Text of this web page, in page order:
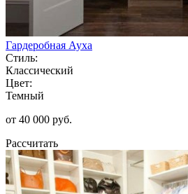
Гардеробная Ауха
Стиль:
Классический
Цвет:
Темный
от 40 000 руб.
Рассчитать